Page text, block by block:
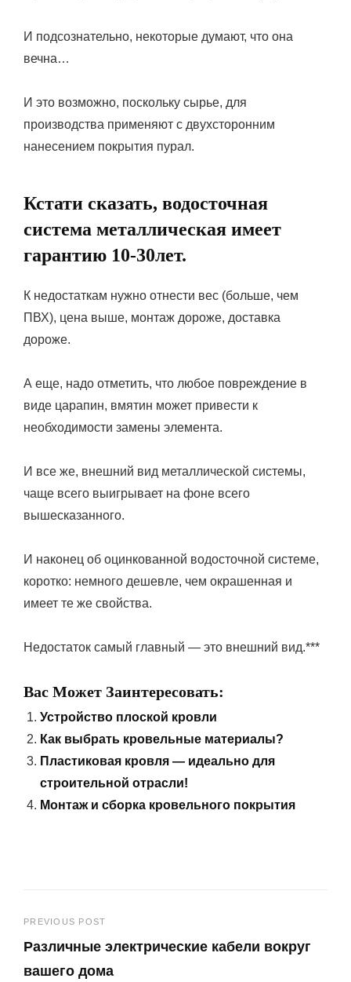
И подсознательно, некоторые думают, что она
вечна…
И это возможно, поскольку сырье, для
производства применяют с двухсторонним
нанесением покрытия пурал.
Кстати сказать, водосточная
система металлическая имеет
гарантию 10-30лет.
К недостаткам нужно отнести вес (больше, чем
ПВХ), цена выше, монтаж дороже, доставка
дороже.
А еще, надо отметить, что любое повреждение в
виде царапин, вмятин может привести к
необходимости замены элемента.
И все же, внешний вид металлической системы,
чаще всего выигрывает на фоне всего
вышесказанного.
И наконец об оцинкованной водосточной системе,
коротко: немного дешевле, чем окрашенная и
имеет те же свойства.
Недостаток самый главный — это внешний вид.***
Вас Может Заинтересовать:
Устройство плоской кровли
Как выбрать кровельные материалы?
Пластиковая кровля — идеально для
строительной отрасли!
Монтаж и сборка кровельного покрытия
Навигация
по
PREVIOUS POST
Различные электрические кабели вокруг
вашего дома